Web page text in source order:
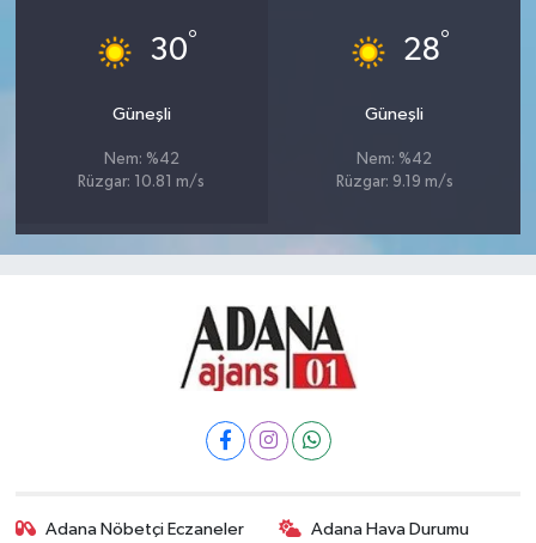
30°
Güneşli
Nem: %42
Rüzgar: 10.81 m/s
28°
Güneşli
Nem: %42
Rüzgar: 9.19 m/s
Adana Nöbetçi Eczaneler Adana Hava Durumu